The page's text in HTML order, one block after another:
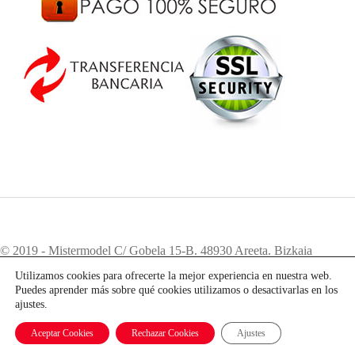
© 2019 - Mistermodel C/ Gobela 15-B. 48930 Areeta. Bizkaia
Teléfono:
94 405 83 12 . e-mail: info@mistermodel.com
Mobile version:Enabled
Utilizamos cookies para ofrecerte la mejor experiencia en nuestra web.
Puedes aprender más sobre qué cookies utilizamos o desactivarlas en los
ajustes.
Aceptar Cookies Rechazar Cookies Ajustes